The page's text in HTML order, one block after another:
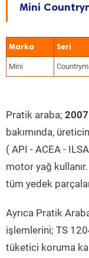
Mini
Marka Seri
Mini
Pratik araba;
bakımında,
( API - ACEA -
motor yağ
tüm yedek
Ayrıca Pratik
işlemlerini; TS
tüketici koruma